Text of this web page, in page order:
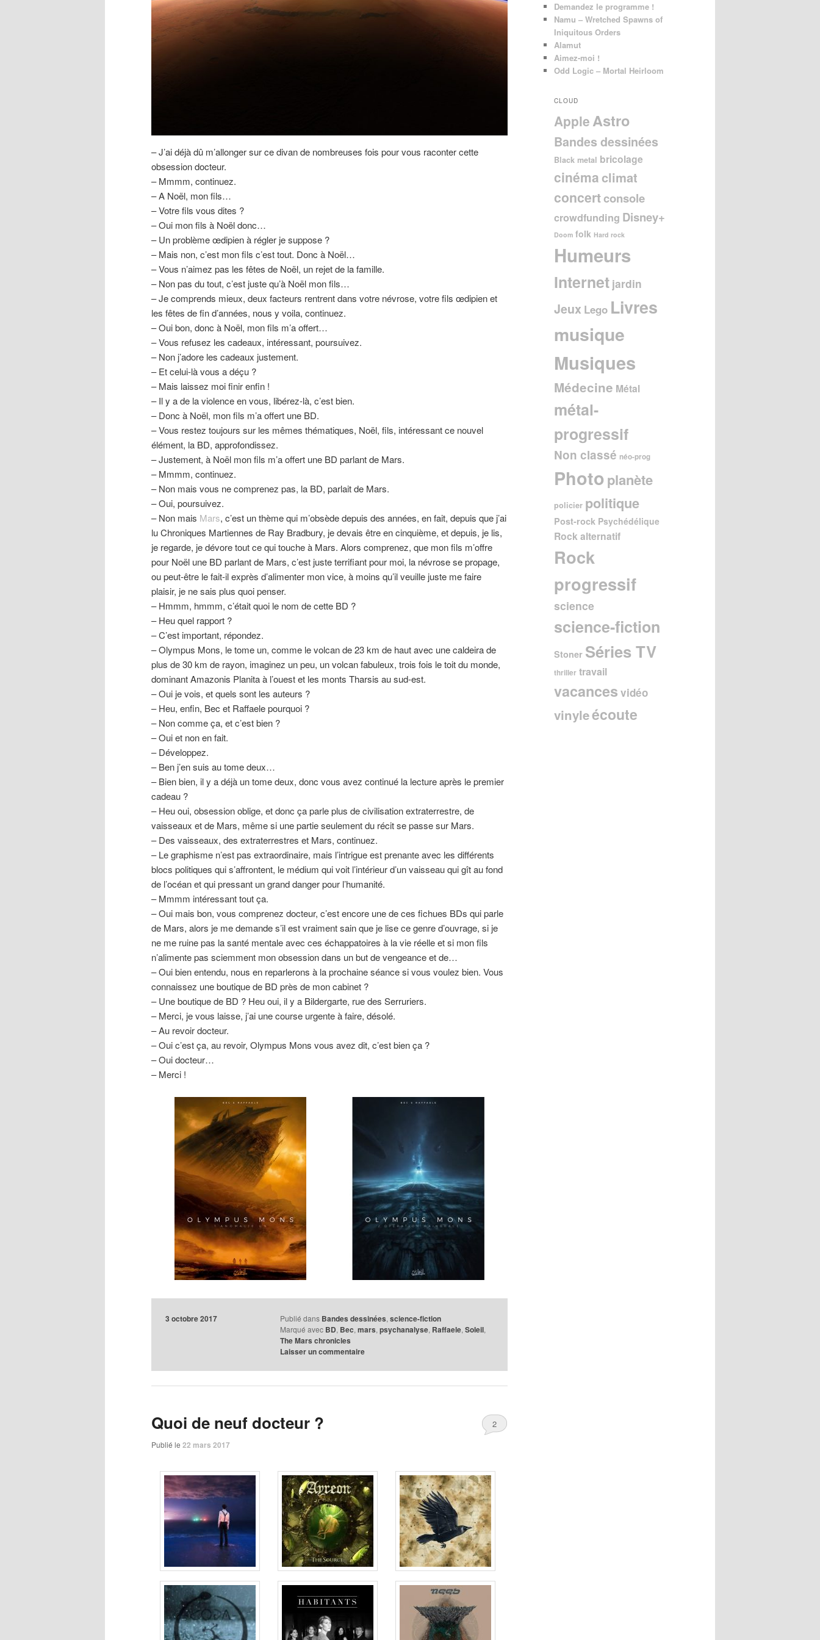
– J’ai déjà dû m’allonger sur ce divan de nombreuses fois pour vous raconter cette
obsession docteur.
– Mmmm, continuez.
– A Noël, mon fils…
– Votre fils vous dites ?
– Oui mon fils à Noël donc…
– Un problème œdipien à régler je suppose ?
– Mais non, c’est mon fils c’est tout. Donc à Noël…
– Vous n’aimez pas les fêtes de Noël, un rejet de la famille.
– Non pas du tout, c’est juste qu’à Noël mon fils…
– Je comprends mieux, deux facteurs rentrent dans votre névrose, votre fils œdipien et
les fêtes de fin d’années, nous y voila, continuez.
– Oui bon, donc à Noël, mon fils m’a offert…
– Vous refusez les cadeaux, intéressant, poursuivez.
– Non j’adore les cadeaux justement.
– Et celui-là vous a déçu ?
– Mais laissez moi finir enfin !
– Il y a de la violence en vous, libérez-là, c’est bien.
– Donc à Noël, mon fils m’a offert une BD.
– Vous restez toujours sur les mêmes thématiques, Noël, fils, intéressant ce nouvel
élément, la BD, approfondissez.
– Justement, à Noël mon fils m’a offert une BD parlant de Mars.
– Mmmm, continuez.
– Non mais vous ne comprenez pas, la BD, parlait de Mars.
– Oui, poursuivez.
– Non mais Mars, c’est un thème qui m’obsède depuis des années, en fait, depuis que j’ai
lu Chroniques Martiennes de Ray Bradbury, je devais être en cinquième, et depuis, je lis,
je regarde, je dévore tout ce qui touche à Mars. Alors comprenez, que mon fils m’offre
pour Noël une BD parlant de Mars, c’est juste terrifiant pour moi, la névrose se propage,
ou peut-être le fait-il exprès d’alimenter mon vice, à moins qu’il veuille juste me faire
plaisir, je ne sais plus quoi penser.
– Hmmm, hmmm, c’était quoi le nom de cette BD ?
– Heu quel rapport ?
– C’est important, répondez.
– Olympus Mons, le tome un, comme le volcan de 23 km de haut avec une caldeira de
plus de 30 km de rayon, imaginez un peu, un volcan fabuleux, trois fois le toit du monde,
dominant Amazonis Planita à l’ouest et les monts Tharsis au sud-est.
– Oui je vois, et quels sont les auteurs ?
– Heu, enfin, Bec et Raffaele pourquoi ?
– Non comme ça, et c’est bien ?
– Oui et non en fait.
– Développez.
– Ben j’en suis au tome deux…
– Bien bien, il y a déjà un tome deux, donc vous avez continué la lecture après le premier
cadeau ?
– Heu oui, obsession oblige, et donc ça parle plus de civilisation extraterrestre, de
vaisseaux et de Mars, même si une partie seulement du récit se passe sur Mars.
– Des vaisseaux, des extraterrestres et Mars, continuez.
– Le graphisme n’est pas extraordinaire, mais l’intrigue est prenante avec les différents
blocs politiques qui s’affrontent, le médium qui voit l’intérieur d’un vaisseau qui gît au fond
de l’océan et qui pressant un grand danger pour l’humanité.
– Mmmm intéressant tout ça.
– Oui mais bon, vous comprenez docteur, c’est encore une de ces fichues BDs qui parle
de Mars, alors je me demande s’il est vraiment sain que je lise ce genre d’ouvrage, si je
ne me ruine pas la santé mentale avec ces échappatoires à la vie réelle et si mon fils
n’alimente pas sciemment mon obsession dans un but de vengeance et de…
– Oui bien entendu, nous en reparlerons à la prochaine séance si vous voulez bien. Vous
connaissez une boutique de BD près de mon cabinet ?
– Une boutique de BD ? Heu oui, il y a Bildergarte, rue des Serruriers.
– Merci, je vous laisse, j’ai une course urgente à faire, désolé.
– Au revoir docteur.
– Oui c’est ça, au revoir, Olympus Mons vous avez dit, c’est bien ça ?
– Oui docteur…
– Merci !
3 octobre 2017 Publié dans Bandes dessinées,science-fiction
Marqué avec BD, Bec,mars,psychanalyse, Raffaele,Soleil,
The Mars chronicles
Laisser un commentaire
Quoi de neuf docteur ?
Publié le 22 mars 2017
2
Demandez le programme !
Namu – Wretched Spawns of
Iniquitous Orders
Alamut
Aimez-moi !
Odd Logic – Mortal Heirloom
CLOUD
Apple Astro
Bandes dessinées
Black metal bricolage
cinéma climat
concertconsole
crowdfunding Disney+
Doom folk Hard rock
Humeurs
Internet jardin
Jeux Lego Livres
musique
Musiques
Médecine Métal
métal-
progressif
Non classé néo-prog
Photo planète
policier politique
Post-rock Psychédélique
Rock alternatif
Rock
progressif
science
science-fiction
Stoner Séries TV
thriller travail
vacances vidéo
vinyleécoute